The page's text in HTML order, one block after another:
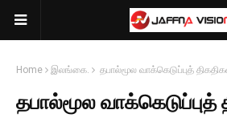
Home இலங்கை. தபால்மூல வாக்கெடுப்புத்
தபால்மூல வாக்கெடுப்புத்